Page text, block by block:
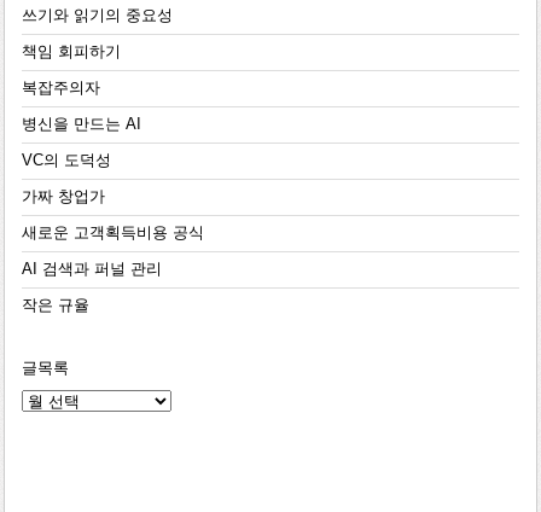
쓰기와 읽기의 중요성
책임 회피하기
복잡주의자
병신을 만드는 AI
VC의 도덕성
가짜 창업가
새로운 고객획득비용 공식
AI 검색과 퍼널 관리
작은 규율
글목록
글